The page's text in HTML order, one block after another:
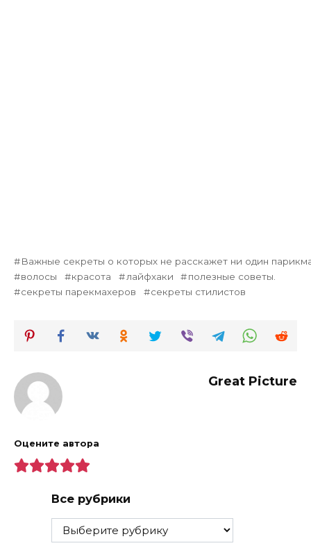
Важные секреты о которых не расскажет ни один
волосы
красота лайфхаки
полезные советы.
секреты парекмахеров
секреты стилистов
Great Picture
Оцените автора
Все рубрики
Все
рубрики